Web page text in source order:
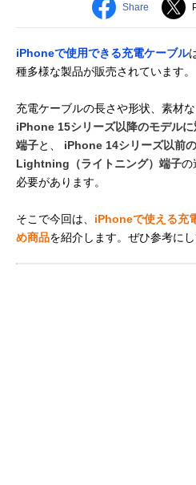
Share
iPhoneで使用できる充電ケーブル
種多様な製品が販売されています。
充電ケーブルの長さや形状、素材
iPhone 15シリーズ以降のモデルに
端子と、 iPhone 14シリーズ以前
Lightning（ライトニング）端子の
必要があります。
そこで今回は、 iPhoneで使える充
め商品を紹介します。ぜひ参考にし